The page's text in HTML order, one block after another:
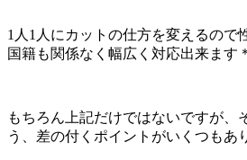
1人1人にカットの仕方を変えるので
国籍も関係なく幅広く対応出来ます＊
もちろん上記だけではないですが、
う、差の付くポイントがいくつもあ